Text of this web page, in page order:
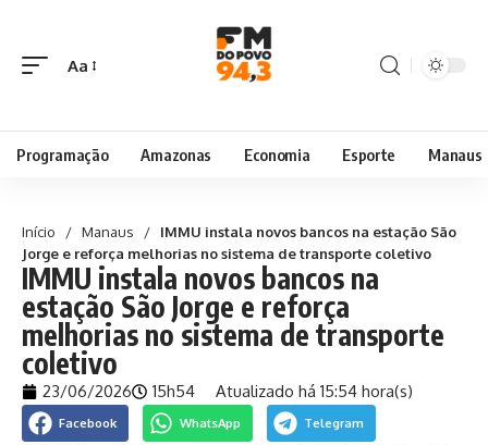
Aa
Programação Amazonas Economia Esporte Manaus
Início / Manaus /
IMMU instala novos bancos na estação São
Jorge e reforça melhorias no sistema de transporte coletivo
IMMU instala novos bancos na
estação São Jorge e reforça
melhorias no sistema de transporte
coletivo
23/06/2026 15h54 Atualizado há 15:54 hora(s)
Facebook WhatsApp Telegram